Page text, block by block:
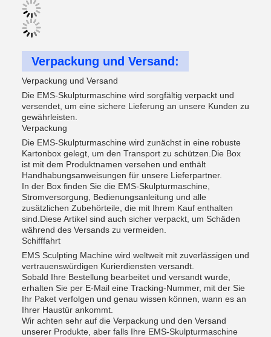
Verpackung und Versand:
Verpackung und Versand
Die EMS-Skulpturmaschine wird sorgfältig verpackt und
versendet, um eine sichere Lieferung an unsere Kunden zu
gewährleisten.
Verpackung
Die EMS-Skulpturmaschine wird zunächst in eine robuste
Kartonbox gelegt, um den Transport zu schützen.Die Box
ist mit dem Produktnamen versehen und enthält
Handhabungsanweisungen für unsere Lieferpartner.
In der Box finden Sie die EMS-Skulpturmaschine,
Stromversorgung, Bedienungsanleitung und alle
zusätzlichen Zubehörteile, die mit Ihrem Kauf enthalten
sind.Diese Artikel sind auch sicher verpackt, um Schäden
während des Versands zu vermeiden.
Schifffahrt
EMS Sculpting Machine wird weltweit mit zuverlässigen und
vertrauenswürdigen Kurierdiensten versandt.
Sobald Ihre Bestellung bearbeitet und versandt wurde,
erhalten Sie per E-Mail eine Tracking-Nummer, mit der Sie
Ihr Paket verfolgen und genau wissen können, wann es an
Ihrer Haustür ankommt.
Wir achten sehr auf die Verpackung und den Versand
unserer Produkte, aber falls Ihre EMS-Skulpturmaschine